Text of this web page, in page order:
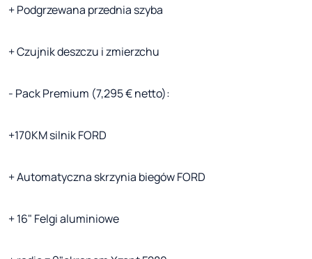
+ Podgrzewana przednia szyba
+ Czujnik deszczu i zmierzchu
- Pack Premium (7,295 € netto):
+170KM silnik FORD
+ Automatyczna skrzynia biegów FORD
+ 16" Felgi aluminiowe